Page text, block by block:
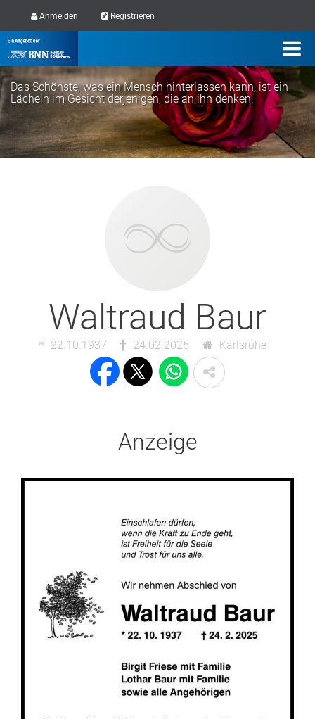
Anmelden Registrieren
Das Schönste, was ein Mensch hinterlassen kann, ist ein
Lächeln im Gesicht derjenigen, die an ihn denken.
Waltraud Baur
22.10.1937 24.02.2025 Karlsruhe
Anzeige